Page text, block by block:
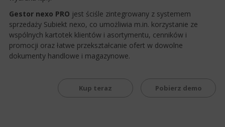
Gestor nexo PRO jest ściśle zintegrowany z systemem
sprzedaży Subiekt nexo, co umożliwia m.in. korzystanie ze
wspólnych kartotek klientów i asortymentu, cenników i
promocji oraz łatwe przekształcanie ofert w dowolne
dokumenty handlowe i magazynowe.
Kup teraz Pobierz demo